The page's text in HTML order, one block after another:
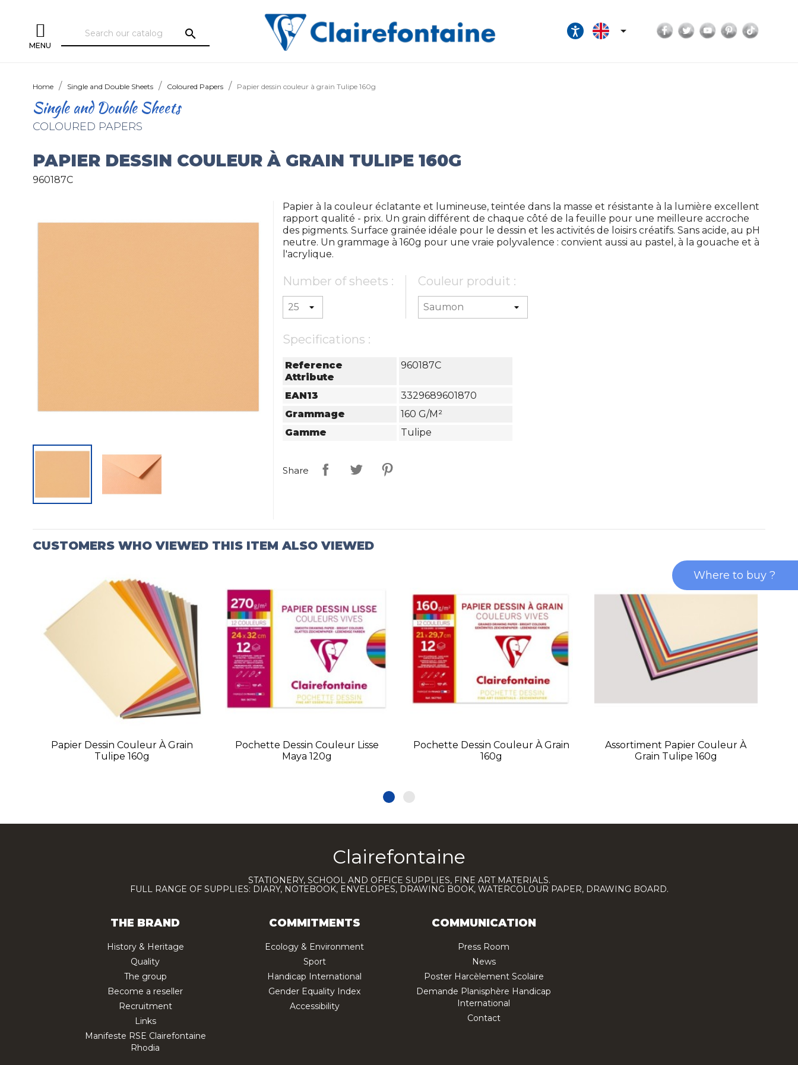
MENU
search  Facebook
TwitterYouTubePinterest
Home Single and Double Sheets Coloured Papers Papier dessin couleur à grain Tulipe 160g
Single and Double Sheets
COLOURED PAPERS
PAPIER DESSIN COULEUR À GRAIN TULIPE 160G
960187C
Papier à la couleur éclatante et lumineuse, teintée dans la masse et résistante à la lumière excellent
rapport qualité - prix. Un grain différent de chaque côté de la feuille pour une meilleure accroche
des pigments. Surface grainée idéale pour le dessin et les activités de loisirs créatifs. Sans acide, au pH
neutre. Un grammage à 160g pour une vraie polyvalence : convient aussi au pastel, à la gouache et à
l'acrylique.
Number of sheets : Couleur produit :
Specifications :
Reference
Attribute
960187C
EAN13
3329689601870
Grammage
160 G/m²
Gamme
Tulipe
Share
CUSTOMERS WHO VIEWED THIS ITEM ALSO VIEWED
Papier Dessin Couleur À Grain
Tulipe 160g
Pochette Dessin Couleur Lisse
Maya 120g
Pochette Dessin Couleur À Grain
160g
Assortiment Papier Couleur À
Grain Tulipe 160g
Clairefontaine
STATIONERY, SCHOOL AND OFFICE SUPPLIES, FINE ART MATERIALS.
FULL RANGE OF SUPPLIES: DIARY, NOTEBOOK, ENVELOPES, DRAWING BOOK, WATERCOLOUR PAPER, DRAWING BOARD.
THE BRAND
History & Heritage
Quality
The group
Become a reseller
Recruitment
Links
Manifeste RSE Clairefontaine
Rhodia
COMMITMENTS
Ecology & Environment
Sport
Handicap International
Gender Equality Index
Accessibility
COMMUNICATION
Press Room
News
Poster Harcèlement Scolaire
Demande Planisphère Handicap
International
Contact
Where to buy ?